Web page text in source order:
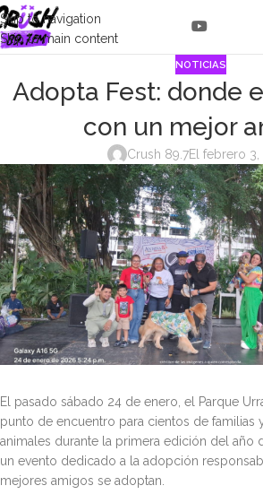
Skip to navigation
Skip to main content
NOTICIAS
Adopta Fest: donde
con un mejor
Crush 89.7El febrero
El pasado sábado 24 de enero, el Parque
punto de encuentro para cientos de familias
animales durante la primera edición del año
un evento dedicado a la adopción
mejores amigos se adoptan.